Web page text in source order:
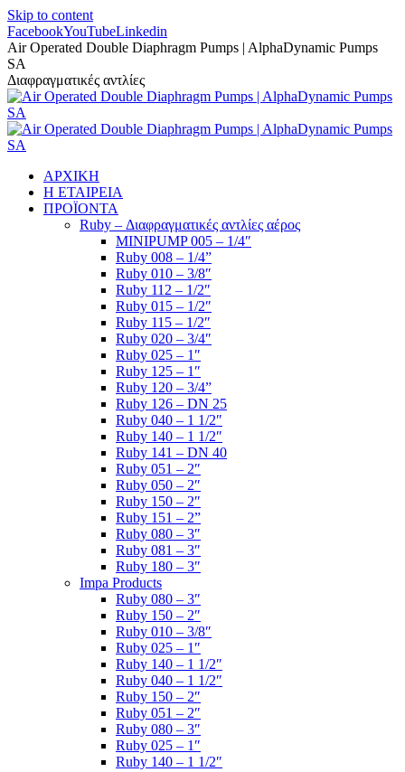
Skip to content
FacebookYouTubeLinkedin
Air Operated Double Diaphragm Pumps | AlphaDynamic Pumps
SA
Διαφραγματικές αντλίες
ΑΡΧΙΚΗ
Η ΕΤΑΙΡΕΙΑ
ΠΡΟΪΟΝΤΑ
Ruby – Διαφραγματικές αντλίες αέρος
MINIPUMP 005 – 1/4″
Ruby 008 – 1/4”
Ruby 010 – 3/8″
Ruby 112 – 1/2″
Ruby 015 – 1/2″
Ruby 115 – 1/2″
Ruby 020 – 3/4″
Ruby 025 – 1″
Ruby 125 – 1″
Ruby 120 – 3/4”
Ruby 126 – DN 25
Ruby 040 – 1 1/2″
Ruby 140 – 1 1/2″
Ruby 141 – DN 40
Ruby 051 – 2″
Ruby 050 – 2″
Ruby 150 – 2″
Ruby 151 – 2”
Ruby 080 – 3″
Ruby 081 – 3″
Ruby 180 – 3″
Impa Products
Ruby 080 – 3″
Ruby 150 – 2″
Ruby 010 – 3/8″
Ruby 025 – 1″
Ruby 140 – 1 1/2″
Ruby 040 – 1 1/2″
Ruby 150 – 2″
Ruby 051 – 2″
Ruby 080 – 3″
Ruby 025 – 1″
Ruby 140 – 1 1/2″